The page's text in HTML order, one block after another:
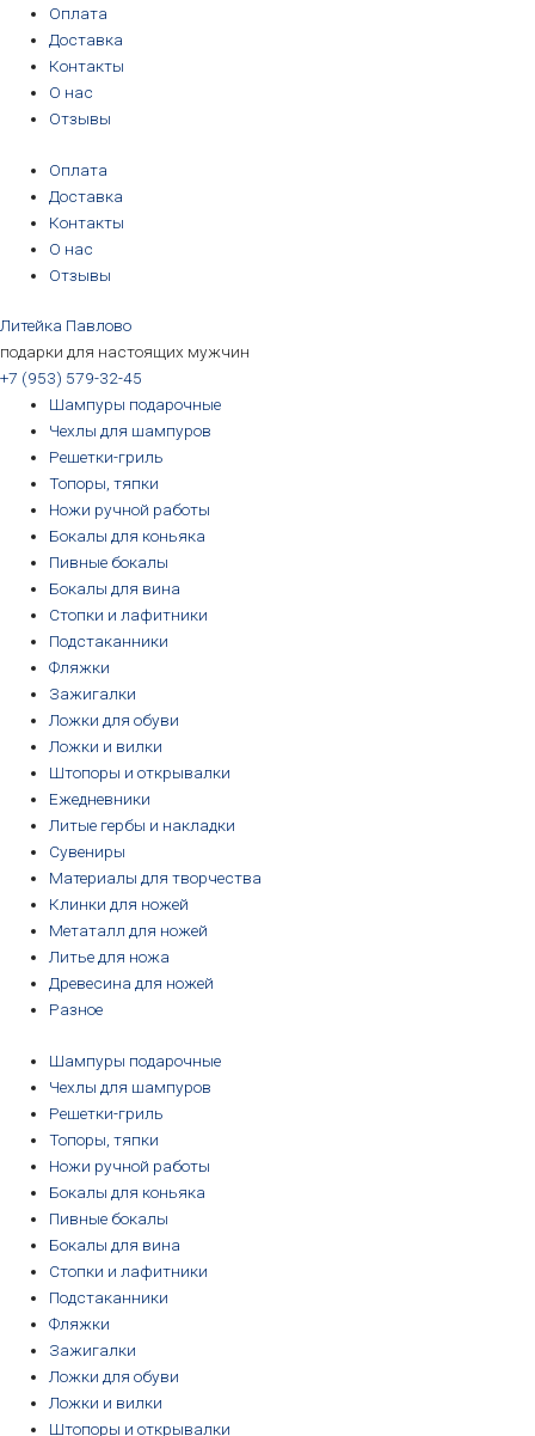
Перейти
содержимому
Оплата
Доставка
Контакты
О нас
Отзывы
Оплата
Доставка
Контакты
О нас
Отзывы
Литейка Павлово
подарки для настоящих мужчин
+7 (953) 579-32-45
Шампуры подарочные
Чехлы для шампуров
Решетки-гриль
Топоры, тяпки
Ножи ручной работы
Бокалы для коньяка
Пивные бокалы
Бокалы для вина
Стопки и лафитники
Подстаканники
Фляжки
Зажигалки
Ложки для обуви
Ложки и вилки
Штопоры и открывалки
Ежедневники
Литые гербы и накладки
Сувениры
Материалы для творчества
Клинки для ножей
Метаталл для ножей
Литье для ножа
Древесина для ножей
Разное
Шампуры подарочные
Чехлы для шампуров
Решетки-гриль
Топоры, тяпки
Ножи ручной работы
Бокалы для коньяка
Пивные бокалы
Бокалы для вина
Стопки и лафитники
Подстаканники
Фляжки
Зажигалки
Ложки для обуви
Ложки и вилки
Штопоры и открывалки